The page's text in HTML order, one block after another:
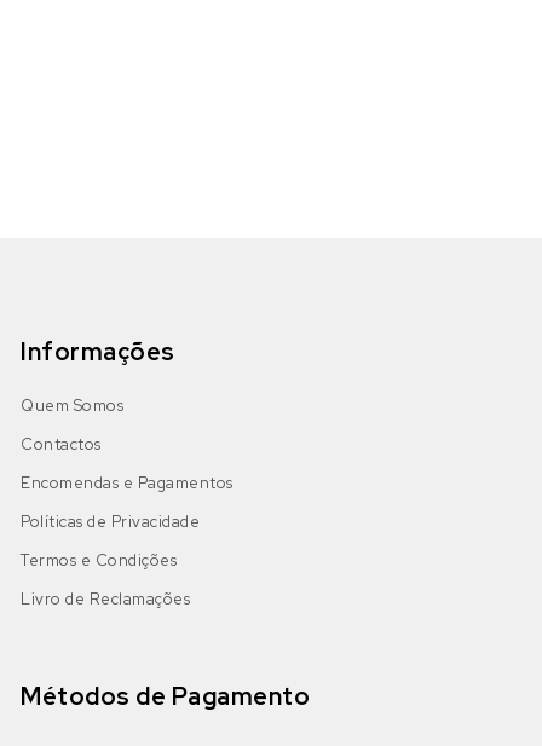
Informações
Quem Somos
Contactos
Encomendas e Pagamentos
Políticas de Privacidade
Termos e Condições
Livro de Reclamações
Métodos de Pagamento